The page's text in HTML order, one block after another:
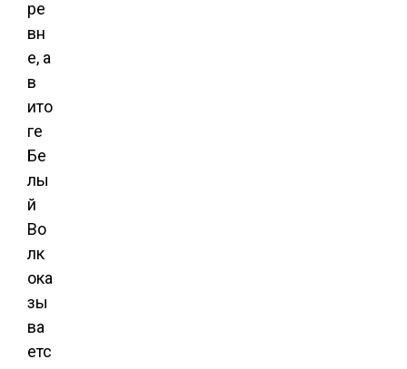
ре
вн
е, а
в
ито
ге
Бе
лы
й
Во
лк
ока
зы
ва
етс